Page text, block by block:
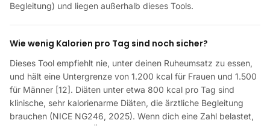
Begleitung) und liegen außerhalb dieses Tools.
Wie wenig Kalorien pro Tag sind noch sicher?
Dieses Tool empfiehlt nie, unter deinen Ruheumsatz zu essen,
und hält eine Untergrenze von 1.200 kcal für Frauen und 1.500
für Männer [12]. Diäten unter etwa 800 kcal pro Tag sind
klinische, sehr kalorienarme Diäten, die ärztliche Begleitung
brauchen (NICE NG246, 2025). Wenn dich eine Zahl belastet,